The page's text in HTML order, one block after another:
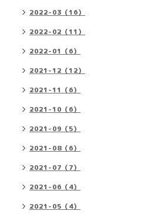
2022-03（16）
2022-02（11）
2022-01（6）
2021-12（12）
2021-11（6）
2021-10（6）
2021-09（5）
2021-08（6）
2021-07（7）
2021-06（4）
2021-05（4）